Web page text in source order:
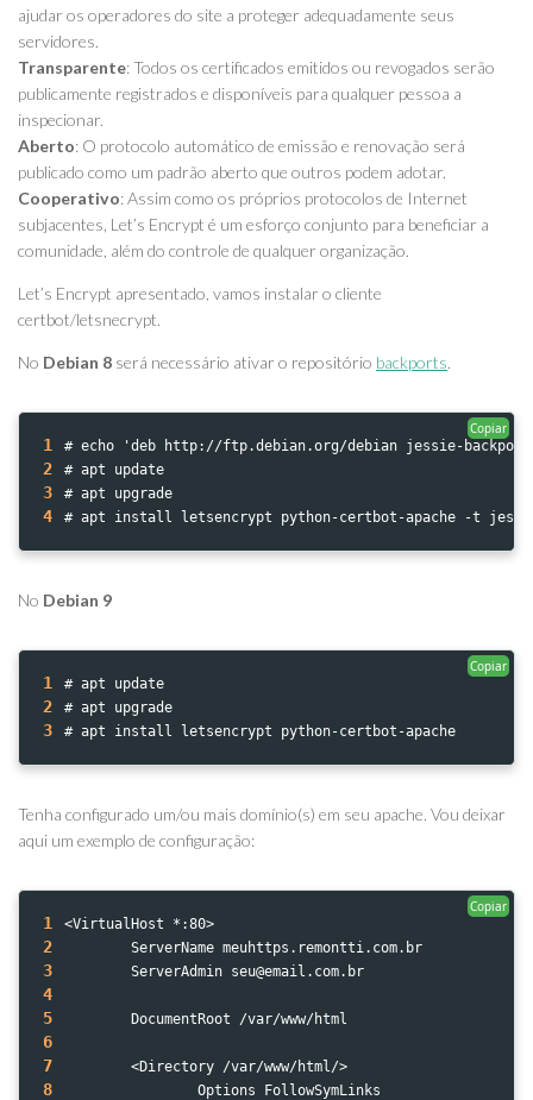
ajudar os operadores do site a proteger adequadamente seus
servidores.
Transparente: Todos os certificados emitidos ou revogados serão
publicamente registrados e disponíveis para qualquer pessoa a
inspecionar.
Aberto: O protocolo automático de emissão e renovação será
publicado como um padrão aberto que outros podem adotar.
Cooperativo: Assim como os próprios protocolos de Internet
subjacentes, Let’s Encrypt é um esforço conjunto para beneficiar a
comunidade, além do controle de qualquer organização.
Let’s Encrypt apresentado, vamos instalar o cliente
certbot/letsnecrypt.
No Debian 8 será necessário ativar o repositório backports.
1 # echo 'deb http://ftp.debian.org/debian jessie-
2 # apt update
3 # apt upgrade
4 # apt install letsencrypt python-certbot-apache -t
Copiar
No Debian 9
1 # apt update
2 # apt upgrade
3 # apt install letsencrypt python-certbot-apache
Copiar
Tenha configurado um/ou mais domínio(s) em seu apache. Vou deixar
aqui um exemplo de configuração:
1 <VirtualHost *:80>
2
        ServerName meuhttps.remontti.com.br
3
        ServerAdmin seu@email.com.br
4
5
        DocumentRoot /var/www/html
6
7
        <Directory /var/www/html/>
8
                Options FollowSymLinks
Copiar